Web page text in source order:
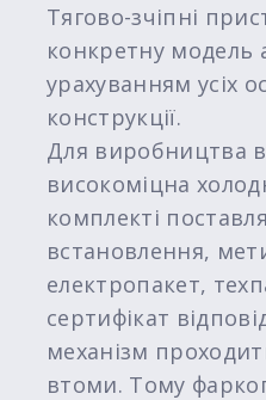
Тягово-зчіпні
конкретну модель
урахуванням усіх
конструкції.
Для виробництва
високоміцна
комплекті
встановлення,
електропакет,
сертифікат
механізм
втоми. Тому